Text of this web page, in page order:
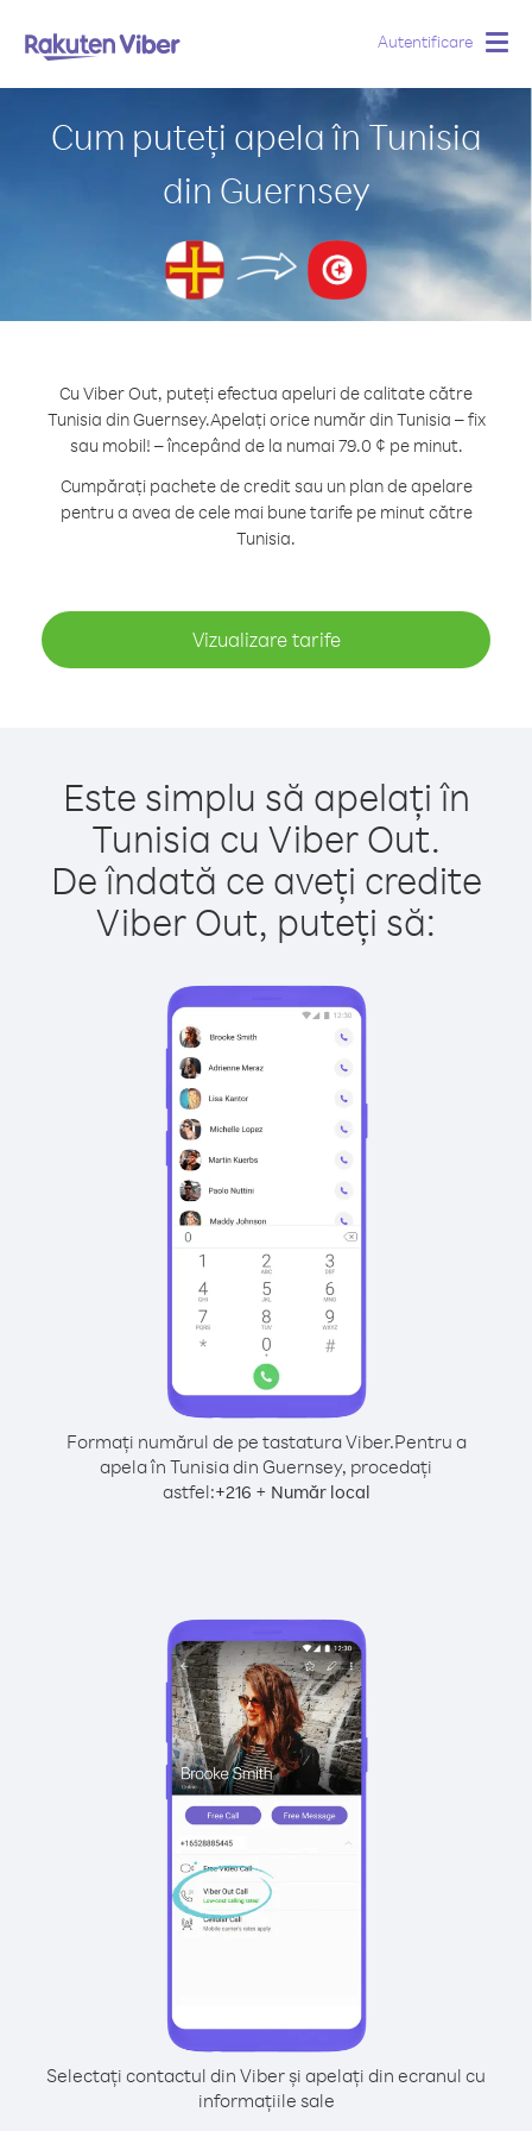
Autentificare
Cum puteți apela în Tunisia
din Guernsey
Cu Viber Out, puteți efectua apeluri de calitate către
Tunisia din Guernsey.Apelați orice număr din Tunisia – fix
sau mobil! – începând de la numai 79.0 ¢ pe minut.
Cumpărați pachete de credit sau un plan de apelare
pentru a avea de cele mai bune tarife pe minut către
Tunisia.
Vizualizare tarife
Este simplu să apelați în
Tunisia cu Viber Out.
De îndată ce aveți credite
Viber Out, puteți să:
Formați numărul de pe tastatura Viber.Pentru a
apela în Tunisia din Guernsey, procedați
astfel:+216 + Număr local
Selectați contactul din Viber și apelați din ecranul cu
informațiile sale